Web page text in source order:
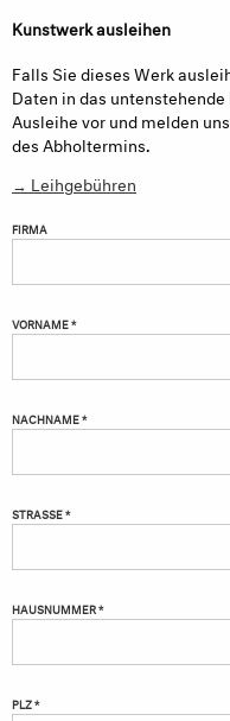
Kunstwerk ausleihen
Falls Sie dieses Werk
Daten in das
Ausleihe vor und melden
des Abholtermins.
→ Leihgebühren
FIRMA
VORNAME *
NACHNAME *
STRASSE *
HAUSNUMMER *
PLZ *